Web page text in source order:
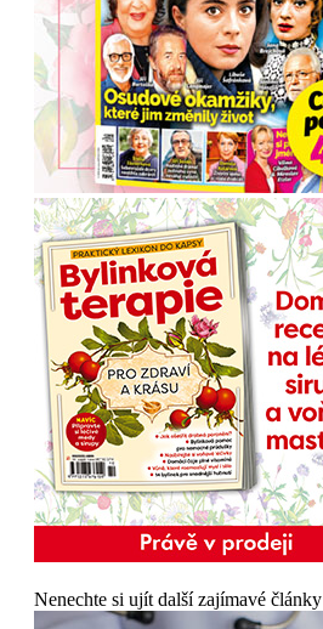
Nenechte si ujít další zajímavé články